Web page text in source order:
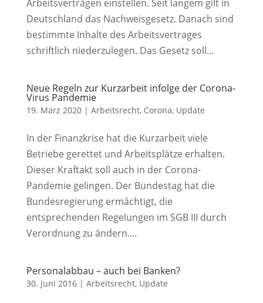
Arbeitsverträgen einstellen. Seit langem gilt in
Deutschland das Nachweisgesetz. Danach sind
bestimmte Inhalte des Arbeitsvertrages
schriftlich niederzulegen. Das Gesetz soll...
Neue Regeln zur Kurzarbeit infolge der Corona-
Virus Pandemie
19. März 2020| Arbeitsrecht, Corona, Update
In der Finanzkrise hat die Kurzarbeit viele
Betriebe gerettet und Arbeitsplätze erhalten.
Dieser Kraftakt soll auch in der Corona-
Pandemie gelingen. Der Bundestag hat die
Bundesregierung ermächtigt, die
entsprechenden Regelungen im SGB III durch
Verordnung zu ändern....
Personalabbau – auch bei Banken?
30. Juni 2016| Arbeitsrecht, Update